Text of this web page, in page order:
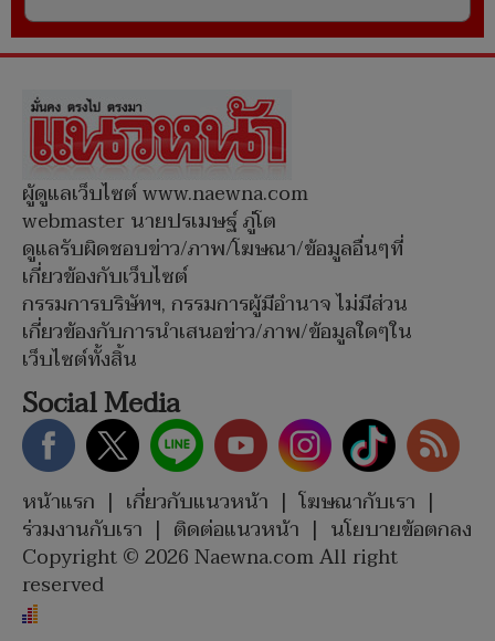
ผู้ดูแลเว็บไซต์ www.naewna.com
webmaster นายปรเมษฐ์ ภู่โต
ดูแลรับผิดชอบข่าว/ภาพ/โฆษณา/ข้อมูลอื่นๆที่
เกี่ยวข้องกับเว็บไซต์
กรรมการบริษัทฯ, กรรมการผู้มีอำนาจ ไม่มีส่วน
เกี่ยวข้องกับการนำเสนอข่าว/ภาพ/ข้อมูลใดๆใน
เว็บไซต์ทั้งสิ้น
Social Media
หน้าแรก | เกี่ยวกับแนวหน้า | โฆษณากับเรา |
ร่วมงานกับเรา | ติดต่อแนวหน้า | นโยบายข้อตกลง
Copyright © 2026 Naewna.com All right
reserved